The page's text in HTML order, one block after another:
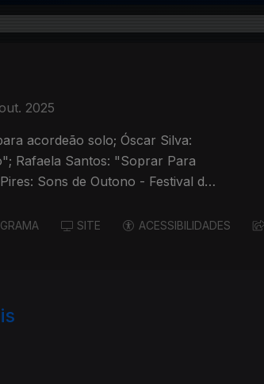
2025
acordeão solo; Óscar Silva:
Rafaela Santos: "Soprar Para
Sons de Outono - Festival de
SITE ACESSIBILIDADES